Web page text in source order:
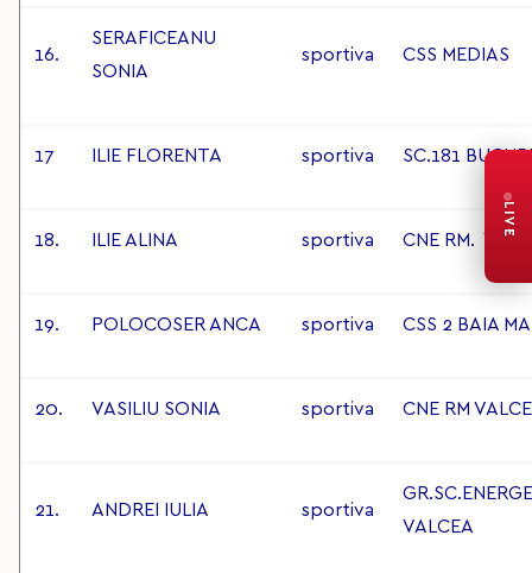
16.
SERAFICEANU
SONIA
sportiva CSS MEDIAS
17 ILIE FLORENTA sportiva SC.181
18. ILIE ALINA sportiva CNE RM.
19. POLOCOSER ANCA sportiva CSS 2 BAIA
20. VASILIU SONIA sportiva CNE RM
21. ANDREI IULIA sportiva
VALCEA
LIVE